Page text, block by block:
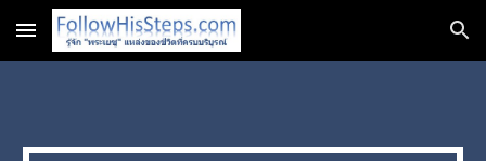
Skip to main content Skip to navigation